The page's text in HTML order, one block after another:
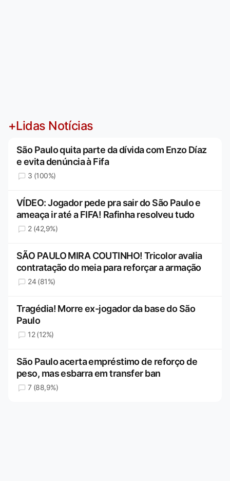
+Lidas Notícias
São Paulo quita parte da dívida com Enzo Díaz
e evita denúncia à Fifa
3 (100%)
VÍDEO: Jogador pede pra sair do São Paulo e
ameaça ir até a FIFA! Rafinha resolveu tudo
2 (42,9%)
SÃO PAULO MIRA COUTINHO! Tricolor avalia
contratação do meia para reforçar a armação
24 (81%)
Tragédia! Morre ex-jogador da base do São
Paulo
12 (12%)
São Paulo acerta empréstimo de reforço de
peso, mas esbarra em transfer ban
7 (88,9%)